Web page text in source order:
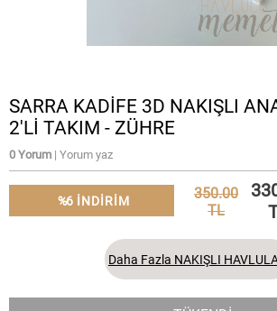
SARRA KADİFE 3D NAKIŞLI
2'Lİ TAKIM - ZÜHRE
0 Yorum | Yorum yaz
%6 INDIRIM
350.00
TL
Daha Fazla NAKIŞLI